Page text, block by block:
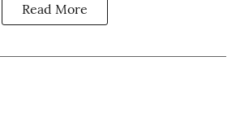
Read More